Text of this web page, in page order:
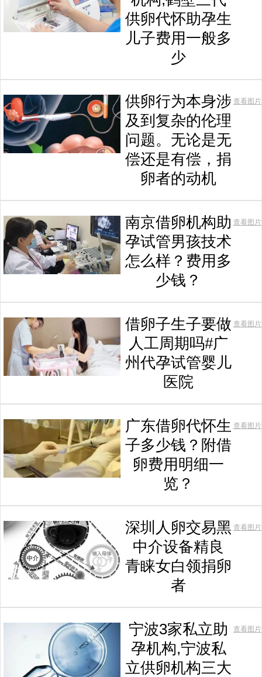
供卵代怀助孕生
儿子费用一般多
少
供卵行为本身涉
及到复杂的伦理
问题。无论是无
偿还是有偿，捐
卵者的动机
查看图片
南京借卵机构助
孕试管男孩技术
怎么样？费用多
少钱？
查看图片
借卵子生子要做
人工周期吗#广
州代孕试管婴儿
医院
查看图片
广东借卵代怀生
子多少钱？附借
卵费用明细一
览？
查看图片
深圳人卵交易黑
中介设备精良
青睐女白领捐卵
者
查看图片
宁波3家私立助
孕机构,宁波私
立供卵机构三大
查看图片